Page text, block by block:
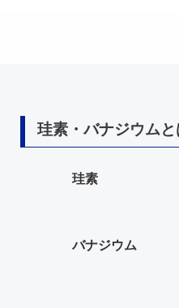
珪素・バナジウムと
珪素
バナジウム